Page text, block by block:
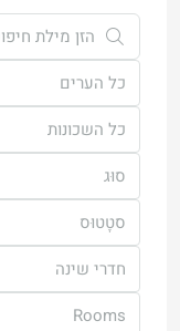
כל הערים
כל השכונות
סוּג
סטָטוּס
חדרי שינה
Rooms